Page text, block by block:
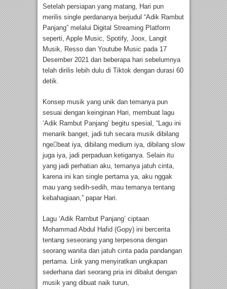
Setelah persiapan yang matang, Hari pun
merilis single perdananya berjudul “Adik Rambut
Panjang” melalui Digital Streaming Platform
seperti, Apple Music, Spotify, Joox, Langit
Musik, Resso dan Youtube Music pada 17
Desember 2021 dan beberapa hari sebelumnya
telah dirilis lebih dulu di Tiktok dengan durasi 60
detik.
Konsep musik yang unik dan temanya pun
sesuai dengan keinginan Hari, membuat lagu
‘Adik Rambut Panjang’ begitu spesial, “Lagu ini
menarik banget, jadi tuh secara musik dibilang
nge￾beat iya, dibilang medium iya, dibilang slow
juga iya, jadi perpaduan ketiganya. Selain itu
yang jadi perhatian aku, temanya jatuh cinta,
karena ini kan single pertama ya, aku nggak
mau yang sedih-sedih, mau temanya tentang
kebahagiaan,” papar Hari.
Lagu ‘Adik Rambut Panjang’ ciptaan
Mohammad Abdul Hafid (Gopy) ini bercerita
tentang seseorang yang terpesona dengan
seorang wanita dan jatuh cinta pada pandangan
pertama. Lirik yang menyiratkan ungkapan
sederhana dari seorang pria ini dibalut dengan
musik yang dibuat naik turun,